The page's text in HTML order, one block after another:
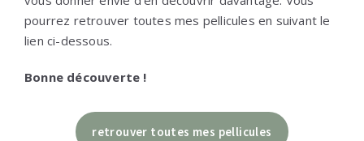
pourrez retrouver toutes mes pellicules en suivant le
lien ci-dessous.
Bonne découverte !
retrouver toutes mes pellicules